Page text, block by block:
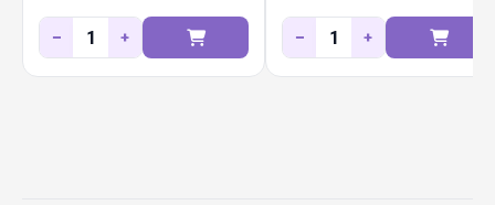
Вологостійкість 100 %
− + − +